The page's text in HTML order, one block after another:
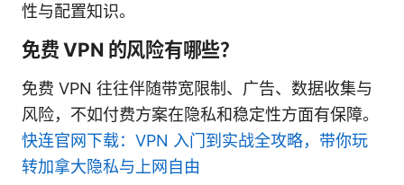
性与配置知识。
免费 VPN 的风险有哪些？
免费 VPN 往往伴随带宽限制、广告、数据收集与
风险，不如付费方案在隐私和稳定性方面有保障。
快连官网下载：VPN 入门到实战全攻略，带你玩
转加拿大隐私与上网自由